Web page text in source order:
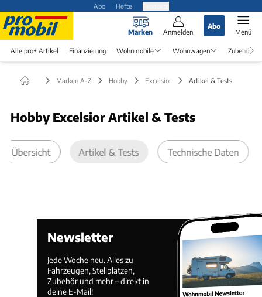
Abo Hefte
Marken Anmelden
Abo
Menü
Alle pro+ Artikel Finanzierung Wohnmobile Wohnwagen Zubehör
Marken A-Z Hobby Excelsior Artikel & Tests
Hobby Excelsior Artikel & Tests
Übersicht Artikel & Tests Technische Daten
Newsletter
Jede Woche neu. Alles zu
Fahrzeugen, Stellplätzen,
Zubehör und mehr – direkt in
deine E-Mail!